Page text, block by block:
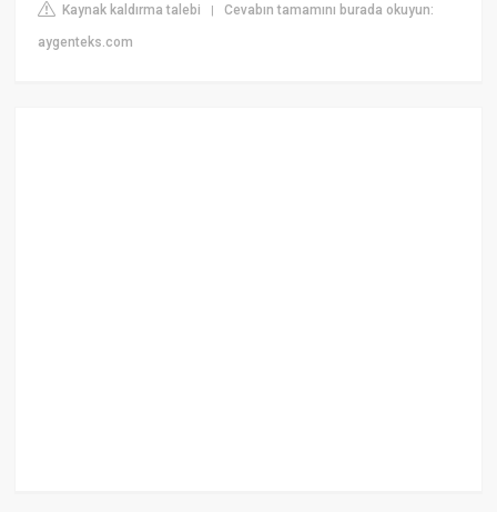
Kaynak kaldırma talebi |Cevabın tamamını burada okuyun:
aygenteks.com